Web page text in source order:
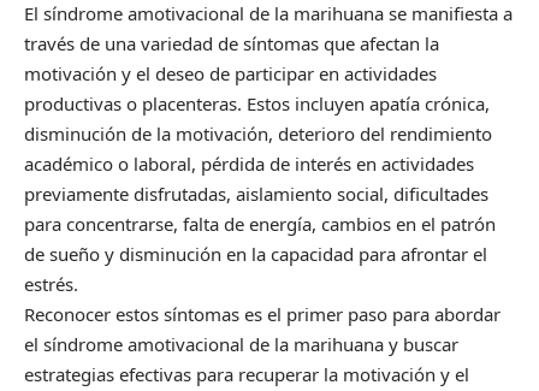
El síndrome amotivacional de la marihuana se manifiesta a
través de una variedad de síntomas que afectan la
motivación y el deseo de participar en actividades
productivas o placenteras. Estos incluyen apatía crónica,
disminución de la motivación, deterioro del rendimiento
académico o laboral, pérdida de interés en actividades
previamente disfrutadas, aislamiento social, dificultades
para concentrarse, falta de energía, cambios en el patrón
de sueño y disminución en la capacidad para afrontar el
estrés.
Reconocer estos síntomas es el primer paso para abordar
el síndrome amotivacional de la marihuana y buscar
estrategias efectivas para recuperar la motivación y el